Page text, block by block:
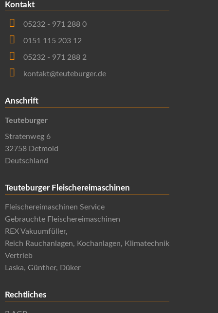
Kontakt
05232 - 971 288 0
0151 115 203 12
05232 - 971 288 2
kontakt@teuteburger.de
Anschrift
Teuteburger
Stratenweg 6
32758 Detmold
Deutschland
Teuteburger Fleischereimaschinen
Fleischereimaschinen Service
Gebrauchte Fleischereimaschinen
REX Vakuumfüller,
Reich Rauchanlagen, Kochanlagen, Klimatechnik
Vertrieb
Laska, Günther, Düker
Rechtliches